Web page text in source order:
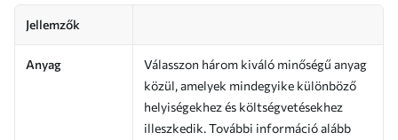
Jellemzők
Anyag
Válasszon három kiváló minőségű anyag
közül, amelyek mindegyike különböző
helyiségekhez és költségvetésekhez
illeszkedik. További információ alább